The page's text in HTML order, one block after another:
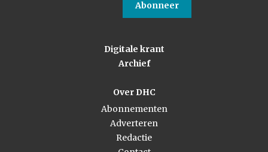
Abonneer
Digitale krant
Archief
Over DHC
Abonnementen
Adverteren
Redactie